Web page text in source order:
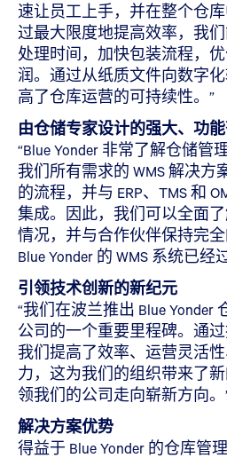
速让员工上手，并在整个仓
过最大限度地提高效率，我
处理时间，加快包装流程，
润。通过从纸质文件向数字
高了仓库运营的可持续性。”
由仓储专家设计的强大、功
“Blue Yonder 非常了解仓储管
我们所有需求的 WMS 解决方
的流程，并与 ERP、TMS 和
集成。因此，我们可以全面
情况，并与合作伙伴保持完全
Blue Yonder 的 WMS 系统已
引领技术创新的新纪元
“我们在波兰推出 Blue Yonder
公司的一个重要里程碑。通过
我们提高了效率、运营灵活
力，这为我们的组织带来了
领我们的公司走向崭新方向。
解决方案优势
得益于 Blue Yonder 的仓库管